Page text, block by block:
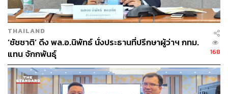
เทคโนโลยีป้องกันประเทศ ไปยังประเทศที่ต้องการทางเลือก
นอกเหนือจากชาติมหาอำนาจ โดยอาจใช้ประเทศไทยเป็น
ฐานการผลิตยุทโธปกรณ์ได้
ภายหลังเสร็จสิ้นการเยี่ยมชม ภูมิธรรมให้สัมภาษณ์ว่า ส่วน
ตัวมีความยินดีและเป็นเกียรติอย่างยิ่งที่มีโอกาสเยี่ยมชม
กระบวนการผลิตอากาศยานไร้คนขับหรือโดรน และระบบ
THAILAND
‘ชัชชาติ’ ดึง พล.อ.นิพัทธ์ นั่งประธานที่ปรึกษาผู้ว่าฯ กทม.
แทน จักกพันธุ์
168